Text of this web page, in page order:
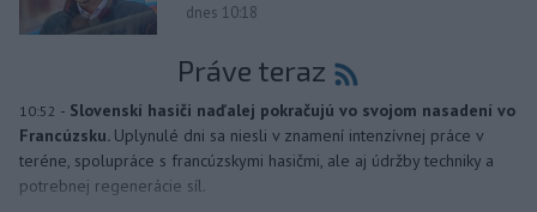
dnes 10:18
Práve teraz
10:52 - Slovenskí hasiči naďalej pokračujú vo svojom nasadení vo
Francúzsku. Uplynulé dni sa niesli v znamení intenzívnej práce v
teréne, spolupráce s francúzskymi hasičmi, ale aj údržby techniky a
potrebnej regenerácie síl.